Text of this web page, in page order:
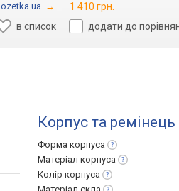
→
1 410 грн.
в список
додати до
Корпус та ремінець
Форма корпуса
Матеріал корпуса
Колір корпуса